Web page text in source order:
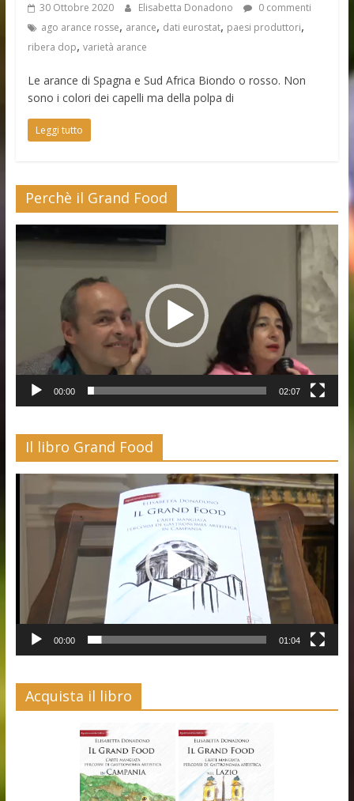
30 Ottobre 2020 Elisabetta Donadono
0 commenti
ago arance rosse, arance, dati eurostat, paesi produttori,
ribera dop, varietà arance
Le arance di Spagna e Sud Africa Biondo o rosso. Non
sono i colori dei capelli ma della polpa di
Leggi tutto
Perchè il Grand Food
00:00 02:07
Il libro Grand Food
Player
00:00 01:04
Acquista il libro